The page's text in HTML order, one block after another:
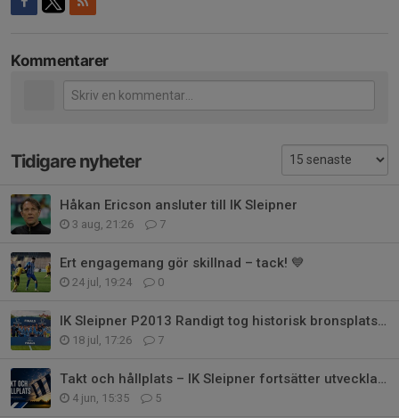
Kommentarer
Tidigare nyheter
Håkan Ericson ansluter till IK Sleipner
3 aug, 21:26 7
Ert engagemang gör skillnad – tack! 💙
24 jul, 19:24 0
IK Sleipner P2013 Randigt tog historisk bronsplats i Gothia Cup
18 jul, 17:26 7
Takt och hållplats – IK Sleipner fortsätter utvecklas på alla plan
4 jun, 15:35 5